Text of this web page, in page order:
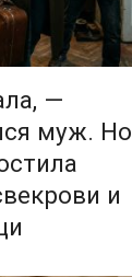
—
муж. Но
и